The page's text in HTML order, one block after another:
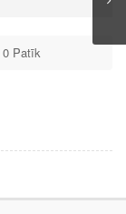
0Patīk